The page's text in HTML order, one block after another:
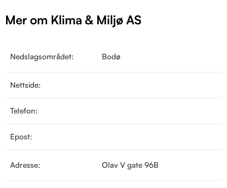
Mer om Klima & Miljø AS
Nedslagsområdet: Bodø
Nettside:
Telefon:
Epost:
Adresse: Olav V gate 96B